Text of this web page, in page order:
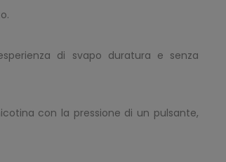
di svapo duratura e senza
con la pressione di un pulsante,